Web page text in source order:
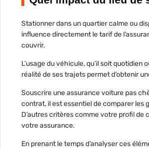
Stationner dans un quartier calme ou
influence directement letarif de
couvrir.
L’usage du véhicule, qu’il soit quotidien
réalité de ses trajets permet d’obtenir
Souscrire uneassurance voiture pas
contrat, il est essentiel de comparer les
D’autres critères comme votre profil de
votre assurance.
En prenant le temps d’analyser ces